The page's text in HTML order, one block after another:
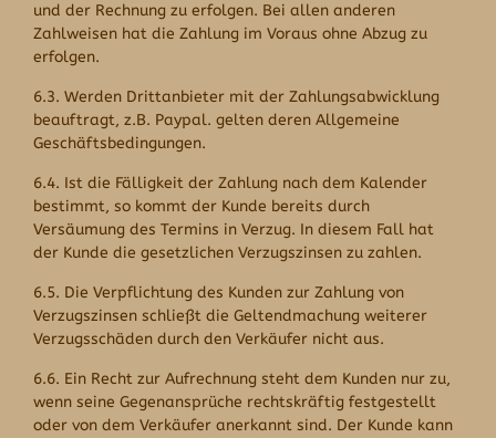
und der Rechnung zu erfolgen. Bei allen anderen
Zahlweisen hat die Zahlung im Voraus ohne Abzug zu
erfolgen.
6.3. Werden Drittanbieter mit der Zahlungsabwicklung
beauftragt, z.B. Paypal. gelten deren Allgemeine
Geschäftsbedingungen.
6.4. Ist die Fälligkeit der Zahlung nach dem Kalender
bestimmt, so kommt der Kunde bereits durch
Versäumung des Termins in Verzug. In diesem Fall hat
der Kunde die gesetzlichen Verzugszinsen zu zahlen.
6.5. Die Verpflichtung des Kunden zur Zahlung von
Verzugszinsen schließt die Geltendmachung weiterer
Verzugsschäden durch den Verkäufer nicht aus.
6.6. Ein Recht zur Aufrechnung steht dem Kunden nur zu,
wenn seine Gegenansprüche rechtskräftig festgestellt
oder von dem Verkäufer anerkannt sind. Der Kunde kann